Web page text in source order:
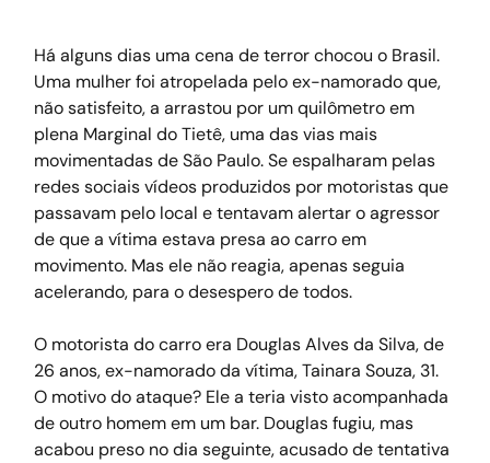
Há alguns dias uma cena de terror chocou o Brasil.
Uma mulher foi atropelada pelo ex-namorado que,
não satisfeito, a arrastou por um quilômetro em
plena Marginal do Tietê, uma das vias mais
movimentadas de São Paulo. Se espalharam pelas
redes sociais vídeos produzidos por motoristas que
passavam pelo local e tentavam alertar o agressor
de que a vítima estava presa ao carro em
movimento. Mas ele não reagia, apenas seguia
acelerando, para o desespero de todos.
O motorista do carro era Douglas Alves da Silva, de
26 anos, ex-namorado da vítima, Tainara Souza, 31.
O motivo do ataque? Ele a teria visto acompanhada
de outro homem em um bar. Douglas fugiu, mas
acabou preso no dia seguinte, acusado de tentativa